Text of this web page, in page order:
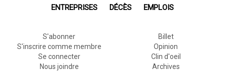
ENTREPRISES DÉCÈS EMPLOIS
S'abonner
S'inscrire comme membre
Se connecter
Nous joindre
Billet
Opinion
Clin d'oeil
Archives